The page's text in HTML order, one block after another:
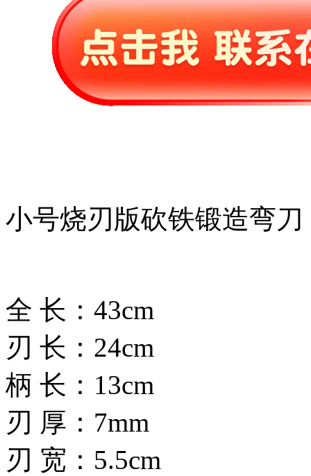
小号烧刃版砍铁锻造弯刀
全 长：43cm
刃 长：24cm
柄 长：13cm
刃 厚：7mm
刃 宽：5.5cm